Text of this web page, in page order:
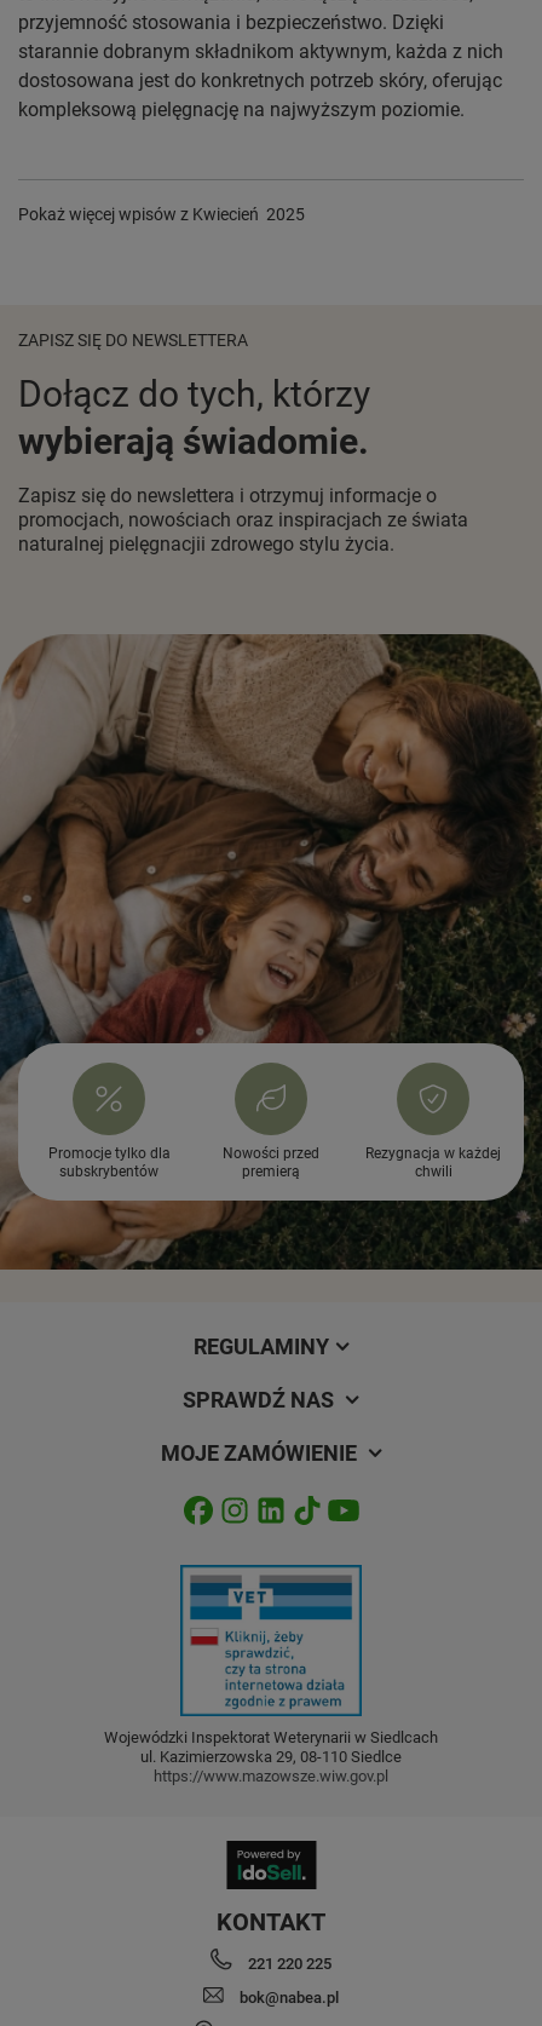
przyjemność stosowania i bezpieczeństwo. Dzięki
starannie dobranym składnikom aktywnym, każda z nich
dostosowana jest do konkretnych potrzeb skóry, oferując
kompleksową pielęgnację na najwyższym poziomie.
Pokaż więcej wpisów z Kwiecień 2025
ZAPISZ SIĘ DO NEWSLETTERA
Dołącz do tych, którzy
wybierają świadomie.
Zapisz się do newslettera i otrzymuj informacje o
promocjach, nowościach oraz inspiracjach ze świata
naturalnej pielęgnacjii zdrowego stylu życia.
Promocje tylko dla
subskrybentów
Nowości przed
premierą
Rezygnacja w każdej
chwili
REGULAMINY
SPRAWDŹ NAS
MOJE ZAMÓWIENIE
Wojewódzki Inspektorat Weterynarii w Siedlcach
ul. Kazimierzowska 29, 08-110 Siedlce
https://www.mazowsze.wiw.gov.pl
KONTAKT
221 220 225
bok@nabea.pl